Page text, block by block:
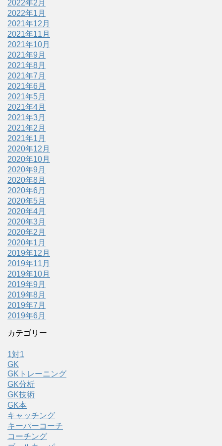
2022年2月
2022年1月
2021年12月
2021年11月
2021年10月
2021年9月
2021年8月
2021年7月
2021年6月
2021年5月
2021年4月
2021年3月
2021年2月
2021年1月
2020年12月
2020年10月
2020年9月
2020年8月
2020年6月
2020年5月
2020年4月
2020年3月
2020年2月
2020年1月
2019年12月
2019年11月
2019年10月
2019年9月
2019年8月
2019年7月
2019年6月
カテゴリー
1対1
GK
GKトレーニング
GK分析
GK技術
GK本
キャッチング
キーパーコーチ
コーチング